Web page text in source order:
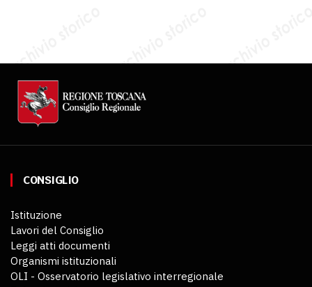
CONSIGLIO
Istituzione
Lavori del Consiglio
Leggi atti documenti
Organismi istituzionali
OLI - Osservatorio legislativo interregionale